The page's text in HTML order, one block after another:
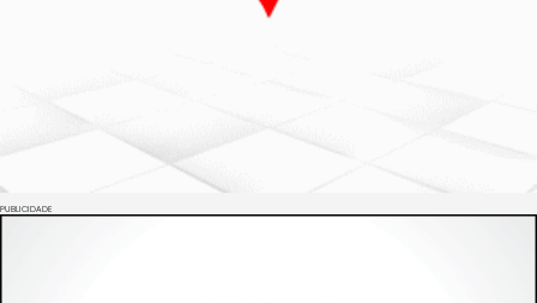
PUBLICIDADE